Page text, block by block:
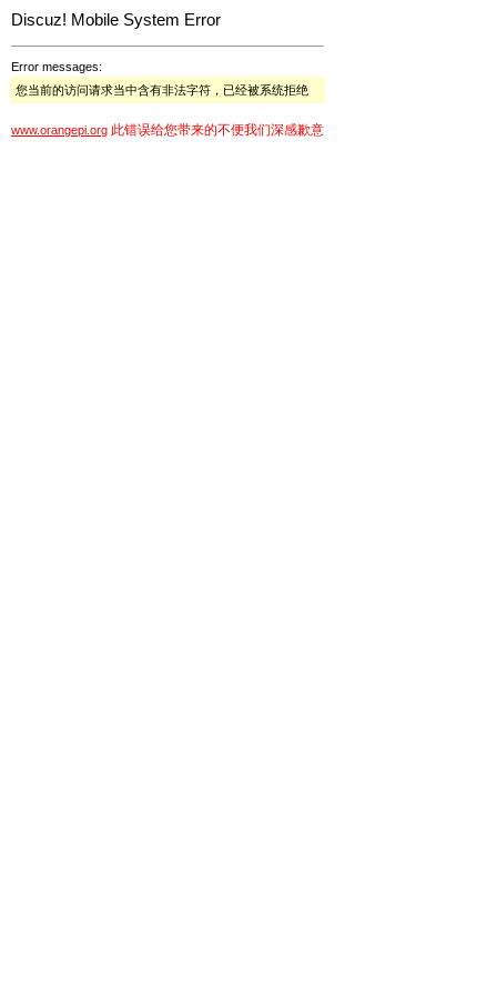
Discuz! Mobile System Error
Error messages:
您当前的访问请求当中含有非法字符，已经被系统拒绝
www.orangepi.org 此错误给您带来的不便我们深感歉意